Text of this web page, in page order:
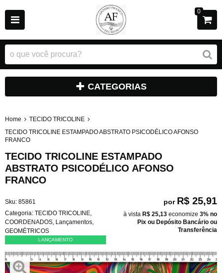
0
CATEGORIAS
Home
TECIDO TRICOLINE
TECIDO TRICOLINE ESTAMPADO ABSTRATO PSICODÉLICO AFONSO
FRANCO
TECIDO TRICOLINE ESTAMPADO
ABSTRATO PSICODÉLICO AFONSO
FRANCO
Sku: 85861
Categoria: TECIDO TRICOLINE
COORDENADOS Lançamentos
GEOMÉTRICOS
LANÇAMENTO
por R$ 25,91
à vista R$ 25,13 economize 3% no
Pix ou Depósito Bancário ou
Transferência